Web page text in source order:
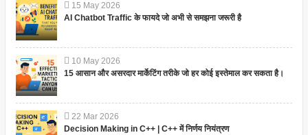
15 May 2026
AI Chatbot Traffic के फायदे जो अभी से समझना जरूरी है
10 May 2026
15 आसान और असरदार मार्केटिंग तरीके जो हर कोई इस्तेमाल कर सकता है।
22 Mar 2026
Decision Making in C++ | C++ में निर्णय नियंत्रण